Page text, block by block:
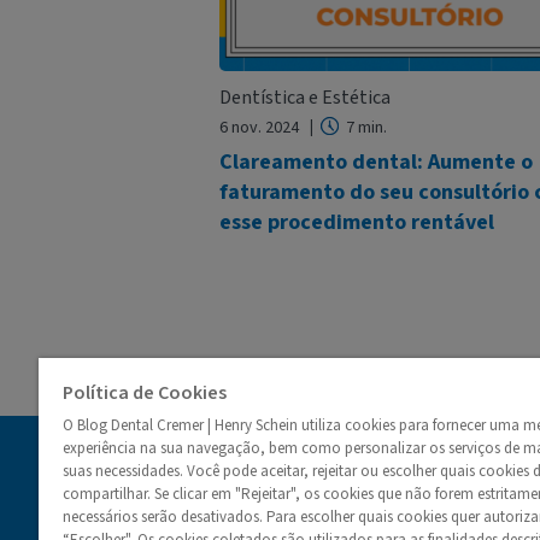
Dentística e Estética
6 nov. 2024 7 min.
Clareamento dental: Aumente o
faturamento do seu consultório
esse procedimento rentável
Blog
Política de Cookies
O Blog Dental Cremer | Henry Schein utiliza cookies para fornecer uma
experiência na sua navegação, bem como personalizar os serviços de
suas necessidades. Você pode aceitar, rejeitar ou escolher quais cookies
compartilhar. Se clicar em "Rejeitar", os cookies que não forem
necessários serão desativados. Para escolher quais cookies quer